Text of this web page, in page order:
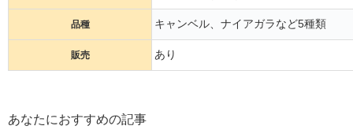
品種 キャンベル、ナイアガラなど5種類
販売 あり
あなたにおすすめの記事